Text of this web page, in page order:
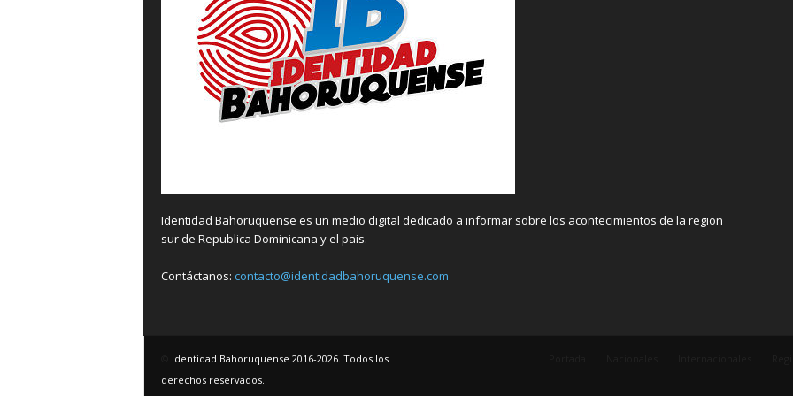
Identidad Bahoruquense es un medio digital dedicado a informar sobre los acontecimientos de la region
sur de Republica Dominicana y el pais.
Contáctanos: contacto@identidadbahoruquense.com
Identidad Bahoruquense 2016-2026. Todos los
derechos reservados.